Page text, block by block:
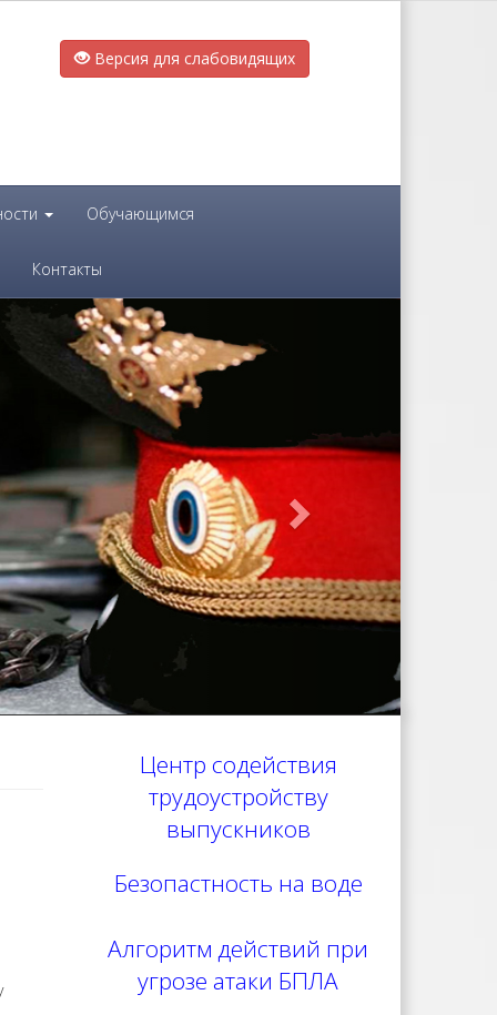
Версия для слабовидящих
Обучающимся
Контакты
Центр содействия
трудоустройству
выпускников
Безопастность на воде
Алгоритм действий при
угрозе атаки БПЛА